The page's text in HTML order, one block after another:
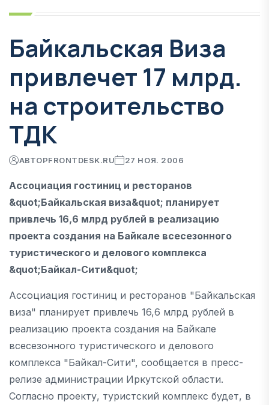
Байкальская Виза
привлечет 17 млрд.
на строительство
ТДК
АВТОРFRONTDESK.RU 27 НОЯ. 2006
Ассоциация гостиниц и ресторанов
&quot;Байкальская виза&quot; планирует
привлечь 16,6 млрд рублей в реализацию
проекта создания на Байкале всесезонного
туристического и делового комплекса
&quot;Байкал-Сити&quot;
Ассоциация гостиниц и ресторанов "Байкальская
виза" планирует привлечь 16,6 млрд рублей в
реализацию проекта создания на Байкале
всесезонного туристического и делового
комплекса "Байкал-Сити", сообщается в пресс-
релизе администрации Иркутской области.
Согласно проекту, туристский комплекс будет, в